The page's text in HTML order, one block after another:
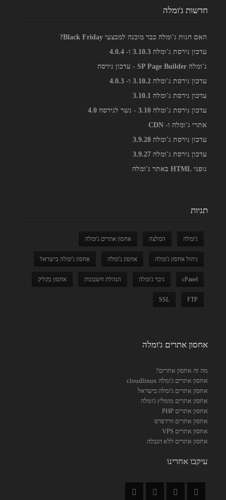
חדשות ג'ומלה
האם חנות ג'ומלה כבר מוכנה למבצעי Black Friday?
עדכון גירסת ג'ומלה 3.10.3 ו- 4.0.4
ג'ומלה SP Page Builder - עדכון גירסה
עדכון גירסת ג'ומלה 3.10.2 ו- 4.0.3
עדכון גירסת ג'ומלה 3.10.1
עדכון גירסת ג'ומלה 3.10 - גשר לגירסה 4.0
אתרי ג'ומלה ו- CDN
עדכון גירסת ג'ומלה 3.9.28
עדכון גירסת ג'ומלה 3.9.27
גופני HTML באתר ג'ומלה
תגיות
ג'ומלה המלצה אחסון אתרים ג'ומלה
ניהול אחסון ג'ומלה אחסון ג'ומלה אחסון ג'ומלה בישראל
cPanel גיבוי ג'ומלה הנהלת חשבונות אחסון בקליק
FTP
SSL
אחסון אתרים ג'ומלה
מה זה אחסון אתרים?
אחסון אתרים ג'ומלה cloudlinux
אחסון אתרים ג'ומלה בישראל
אחסון אתרים מומלץ ג'ומלה
אחסון אתרים PHP
אחסון אתרים וורדפרס
אחסון אתרים VPS
אחסון אתרים ללא הגבלה
עיקבו אחרינו